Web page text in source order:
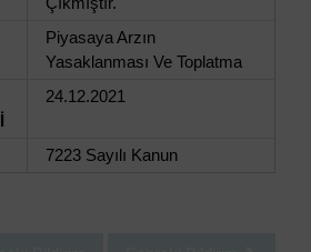
Piyasaya Arzın
Yasaklanması Ve Toplatma
24.12.2021
7223 Sayılı Kanun